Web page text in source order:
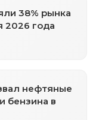
38% рынка
2026 года
нефтяные
бензина в